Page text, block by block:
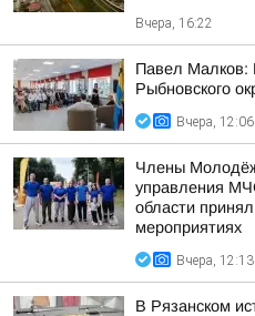
Вчера, 16:22
Павел Малков:
Рыбновского
Вчера, 12:06
Члены
управления
области
мероприятиях
Вчера, 12:13
В Рязанском